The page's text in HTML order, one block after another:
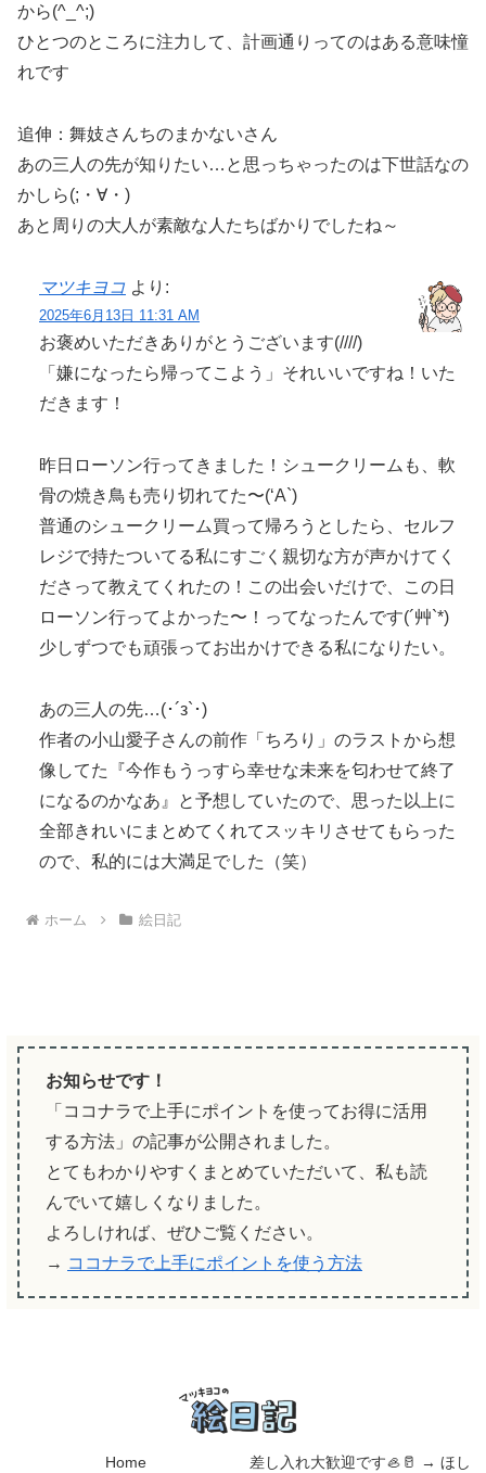
から(^_^;)
ひとつのところに注力して、計画通りってのはある意味憧
れです
追伸：舞妓さんちのまかないさん
あの三人の先が知りたい…と思っちゃったのは下世話なの
かしら(;・∀・)
あと周りの大人が素敵な人たちばかりでしたね～
マツキヨコ より:
2025年6月13日 11:31 AM
お褒めいただきありがとうございます(////)
「嫌になったら帰ってこよう」それいいですね！いた
だきます！
昨日ローソン行ってきました！シュークリームも、軟
骨の焼き鳥も売り切れてた〜(‘A`)
普通のシュークリーム買って帰ろうとしたら、セルフ
レジで持たついてる私にすごく親切な方が声かけてく
ださって教えてくれたの！この出会いだけで、この日
ローソン行ってよかった〜！ってなったんです(´艸`*)
少しずつでも頑張ってお出かけできる私になりたい。
あの三人の先…(･´з`･)
作者の小山愛子さんの前作「ちろり」のラストから想
像してた『今作もうっすら幸せな未来を匂わせて終了
になるのかなあ』と予想していたので、思った以上に
全部きれいにまとめてくれてスッキリさせてもらった
ので、私的には大満足でした（笑）
ホーム 絵日記
お知らせです！
「ココナラで上手にポイントを使ってお得に活用
する方法」の記事が公開されました。
とてもわかりやすくまとめていただいて、私も読
んでいて嬉しくなりました。
よろしければ、ぜひご覧ください。
→ ココナラで上手にポイントを使う方法
Home 差し入れ大歓迎です🦪🥛 → ほし